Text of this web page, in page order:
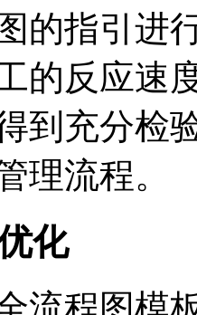
的指引进
的反应速
到充分检
理流程。
化